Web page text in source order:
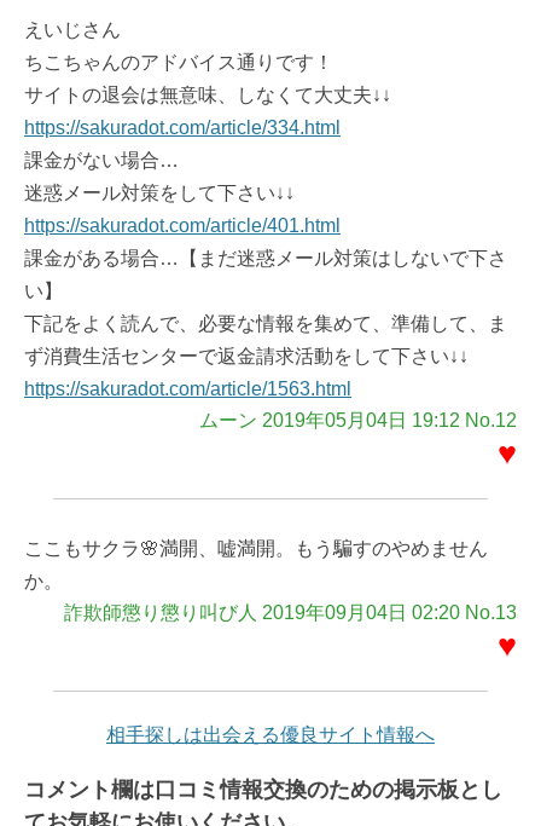
えいじさん
ちこちゃんのアドバイス通りです！
サイトの退会は無意味、しなくて大丈夫↓↓
https://sakuradot.com/article/334.html
課金がない場合…
迷惑メール対策をして下さい↓↓
https://sakuradot.com/article/401.html
課金がある場合…【まだ迷惑メール対策はしないで下さ
い】
下記をよく読んで、必要な情報を集めて、準備して、ま
ず消費生活センターで返金請求活動をして下さい↓↓
https://sakuradot.com/article/1563.html
ムーン 2019年05月04日 19:12 No.12
♥
ここもサクラ🌸満開、嘘満開。もう騙すのやめません
か。
詐欺師懲り懲り叫び人 2019年09月04日 02:20 No.13
♥
相手探しは出会える優良サイト情報へ
コメント欄は口コミ情報交換のための掲示板とし